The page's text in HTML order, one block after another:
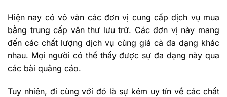
Hiện nay có vô vàn các đơn vị cung cấp dịch vụ mua
bằng trung cấp văn thư lưu trữ. Các đơn vị này mang
đến các chất lượng dịch vụ cùng giá cả đa dạng khác
nhau. Mọi người có thể thấy được sự đa dạng này qua
các bài quảng cáo.
Tuy nhiên, đi cùng với đó là sự kém uy tín về các chất